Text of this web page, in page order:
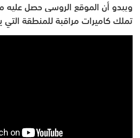
ويبدو أن الموقع الروسي حصل
تملك كاميرات مراقبة للمنطقة التي